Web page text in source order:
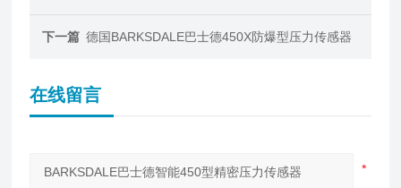
下一篇 德国BARKSDALE巴士德450X防爆型压力传感器
在线留言